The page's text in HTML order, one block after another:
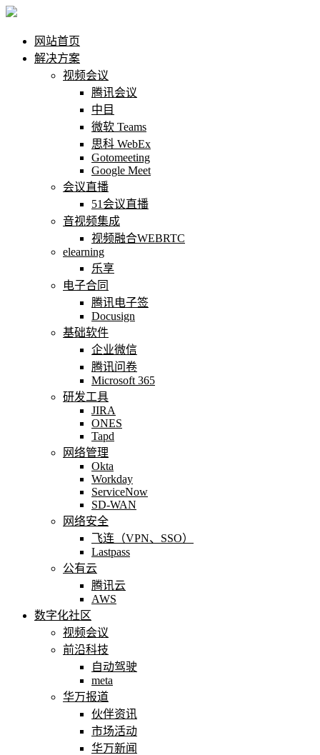
网站首页
解决方案
视频会议
腾讯会议
中目
微软 Teams
思科 WebEx
Gotomeeting
Google Meet
会议直播
51会议直播
音视频集成
视频融合WEBRTC
elearning
乐享
电子合同
腾讯电子签
Docusign
基础软件
企业微信
腾讯问卷
Microsoft 365
研发工具
JIRA
ONES
Tapd
网络管理
Okta
Workday
ServiceNow
SD-WAN
网络安全
飞连（VPN、SSO）
Lastpass
公有云
腾讯云
AWS
数字化社区
视频会议
前沿科技
自动驾驶
meta
华万报道
伙伴资讯
市场活动
华万新闻